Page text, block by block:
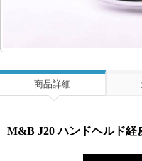
商品詳細
M&B J20 ハンドヘルド経